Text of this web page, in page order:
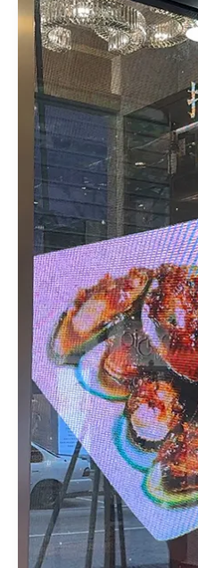
시키고 있습니다.
벤
트
를
위
한
LED
디
지
털
사
이
니
지
의
부
상